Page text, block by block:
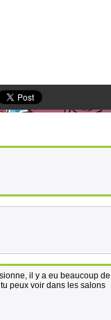
il y a eu beaucoup de
peux voir dans les salons